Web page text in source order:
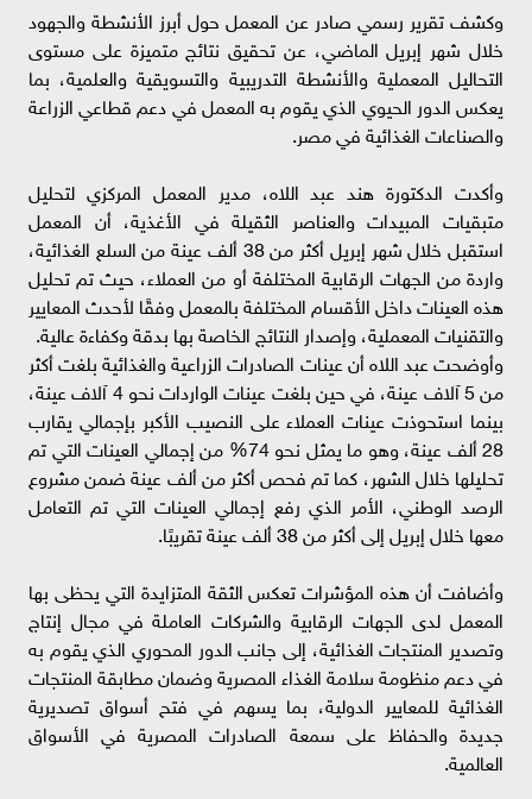
وكشف تقرير رسمي صادر عن المعمل حول أبرز الأنشطة والجهود
خلال شهر إبريل الماضي، عن تحقيق نتائج متميزة على مستوى
التحاليل المعملية والأنشطة التدريبية والتسويقية والعلمية، بما
يعكس الدور الحيوي الذي يقوم به المعمل في دعم قطاعي الزراعة
والصناعات الغذائية في مصر.
وأكدت الدكتورة هند عبد اللاه، مدير المعمل المركزي لتحليل
متبقيات المبيدات والعناصر الثقيلة في الأغذية، أن المعمل
استقبل خلال شهر إبريل أكثر من 38 ألف عينة من السلع الغذائية،
واردة من الجهات الرقابية المختلفة أو من العملاء، حيث تم تحليل
هذه العينات داخل الأقسام المختلفة بالمعمل وفقًا لأحدث المعايير
والتقنيات المعملية، وإصدار النتائج الخاصة بها بدقة وكفاءة عالية.
وأوضحت عبد اللاه أن عينات الصادرات الزراعية والغذائية بلغت أكثر
من 5 آلاف عينة، في حين بلغت عينات الواردات نحو 4 آلاف عينة،
بينما استحوذت عينات العملاء على النصيب الأكبر بإجمالي يقارب
28 ألف عينة، وهو ما يمثل نحو 74% من إجمالي العينات التي تم
تحليلها خلال الشهر، كما تم فحص أكثر من ألف عينة ضمن مشروع
الرصد الوطني، الأمر الذي رفع إجمالي العينات التي تم التعامل
معها خلال إبريل إلى أكثر من 38 ألف عينة تقريبًا.
وأضافت أن هذه المؤشرات تعكس الثقة المتزايدة التي يحظى بها
المعمل لدى الجهات الرقابية والشركات العاملة في مجال إنتاج
وتصدير المنتجات الغذائية، إلى جانب الدور المحوري الذي يقوم به
في دعم منظومة سلامة الغذاء المصرية وضمان مطابقة المنتجات
الغذائية للمعايير الدولية، بما يسهم في فتح أسواق تصديرية
جديدة والحفاظ على سمعة الصادرات المصرية في الأسواق
العالمية.